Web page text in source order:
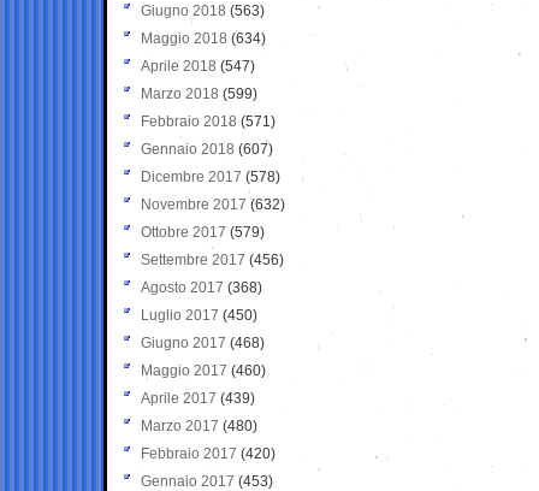
Giugno 2018 (563)
Maggio 2018 (634)
Aprile 2018 (547)
Marzo 2018 (599)
Febbraio 2018 (571)
Gennaio 2018 (607)
Dicembre 2017 (578)
Novembre 2017 (632)
Ottobre 2017 (579)
Settembre 2017 (456)
Agosto 2017 (368)
Luglio 2017 (450)
Giugno 2017 (468)
Maggio 2017 (460)
Aprile 2017 (439)
Marzo 2017 (480)
Febbraio 2017 (420)
Gennaio 2017 (453)